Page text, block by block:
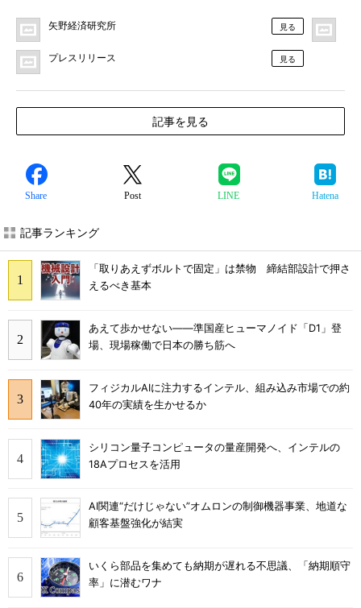
矢野経済研究所 見る
プレスリリース 見る
記事を見る
Share Post LINE Hatena
記事ランキング
「取りあえずボルトで固定」は禁物 締結部設計で押さ
えるべき基本
あえて歩かせない――準国産ヒューマノイド「D1」登
場、現場稼働で日本の勝ち筋へ
フィジカルAIに注力するインテル、組み込み市場での約
40年の実績を生かせるか
シリコン量子コンピュータの量産開発へ、インテルの
18Aプロセスを活用
AI関連“だけじゃない”オムロンの制御機器事業、地道な
顧客基盤強化が結実
いくら部品を集めても納期が遅れる不思議、「納期順守
率」に潜むワナ